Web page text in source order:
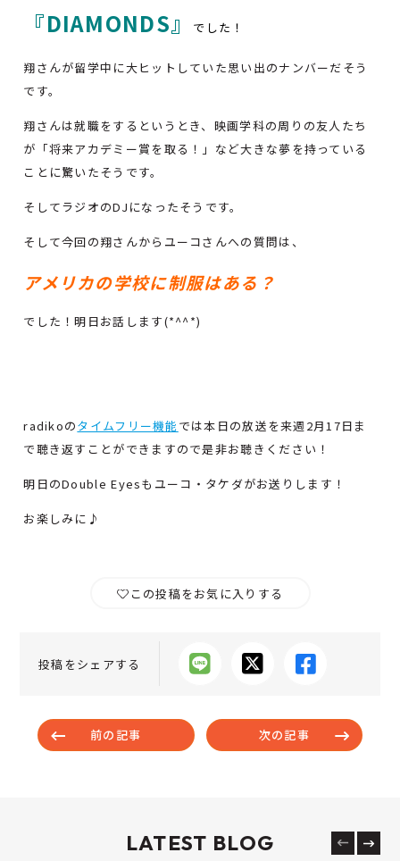
『DIAMONDS』 でした！
翔さんが留学中に大ヒットしていた思い出のナンバーだそう
です。
翔さんは就職をするというとき、映画学科の周りの友人たち
が「将来アカデミー賞を取る！」など大きな夢を持っている
ことに驚いたそうです。
そしてラジオのDJになったそうです。
そして今回の翔さんからユーコさんへの質問は、
アメリカの学校に制服はある？
でした！明日お話します(*^^*)
radikoのタイムフリー機能 では本日の放送を来週2月17日ま
で聴き返すことができますので是非お聴きください！
明日のDouble Eyesもユーコ・タケダがお送りします！
お楽しみに♪
この投稿をお気に入りする
投稿をシェアする
前の記事 次の記事
LATEST BLOG